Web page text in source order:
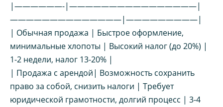
|——————-|————————————————|
——————————————|—————————|
| Обычная продажа | Быстрое оформление,
минимальные хлопоты | Высокий налог (до 20%) |
1-2 недели, налог 13-20% |
| Продажа с арендой| Возможность сохранить
право за собой, снизить налоги | Требует
юридической грамотности, долгий процесс | 3-4